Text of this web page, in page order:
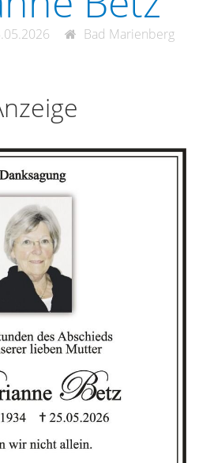
Bad Marienberg